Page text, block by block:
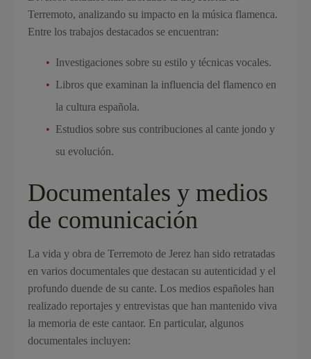
Terremoto, analizando su impacto en la música flamenca.
Entre los trabajos destacados se encuentran:
Investigaciones sobre su estilo y técnicas vocales.
Libros que examinan la influencia del flamenco en
la cultura española.
Estudios sobre sus contribuciones al cante jondo y
su evolución.
Documentales y medios
de comunicación
La vida y obra de Terremoto de Jerez han sido retratadas
en varios documentales que destacan su autenticidad y el
profundo duende de su cante. Los medios españoles han
realizado reportajes y entrevistas que han mantenido viva
la memoria de este cantaor. En particular, algunos
documentales incluyen: